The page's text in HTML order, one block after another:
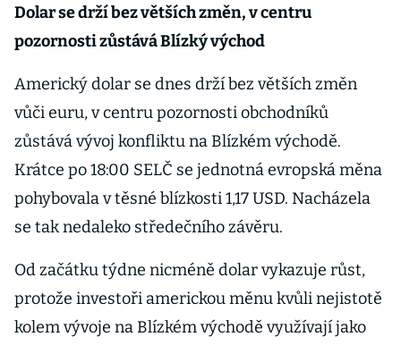
Dolar se drží bez větších změn, v centru
pozornosti zůstává Blízký východ
Americký dolar se dnes drží bez větších změn
vůči euru, v centru pozornosti obchodníků
zůstává vývoj konfliktu na Blízkém východě.
Krátce po 18:00 SELČ se jednotná evropská měna
pohybovala v těsné blízkosti 1,17 USD. Nacházela
se tak nedaleko středečního závěru.
Od začátku týdne nicméně dolar vykazuje růst,
protože investoři americkou měnu kvůli nejistotě
kolem vývoje na Blízkém východě využívají jako